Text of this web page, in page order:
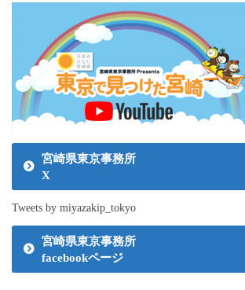
宮崎県東京事務所
X
Tweets by miyazakip_tokyo
宮崎県東京事務所
facebookページ